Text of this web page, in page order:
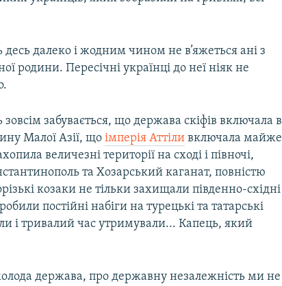
десь далеко і жодним чином не в’яжеться ані з
родини. Пересічні українці до неї ніяк не
забувається, що держава скіфів включала в
Малої Азії, щоімперія Аттіли включала майже
величезні території на сході і півночі,
та Хозарський каганат, повністю
козаки не тільки захищали південно-східні
постійні набіги на турецькі та татарські
і тривалий час утримували... Капець, який
держава, про державну незалежність ми не